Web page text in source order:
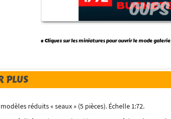
* Cliquez sur les miniatures pour ouvrir le mode galerie
PLUS
réduits « seaux » (5 pièces). Échelle 1:72.